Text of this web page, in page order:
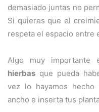
demasiado juntas no
Si quieres que el
respeta el espacio entre
Algo muy importante
hierbas que pueda
vez lo hayamos
ancho e inserta tus